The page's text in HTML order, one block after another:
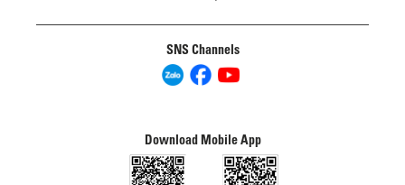
SNS Channels
Download Mobile App